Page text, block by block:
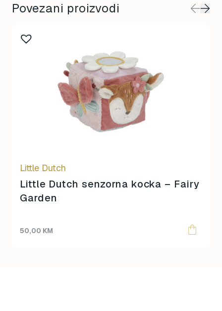
Povezani proizvodi
Little Dutch
Little Dutch senzorna kocka – Fairy
Garden
50,00 KM